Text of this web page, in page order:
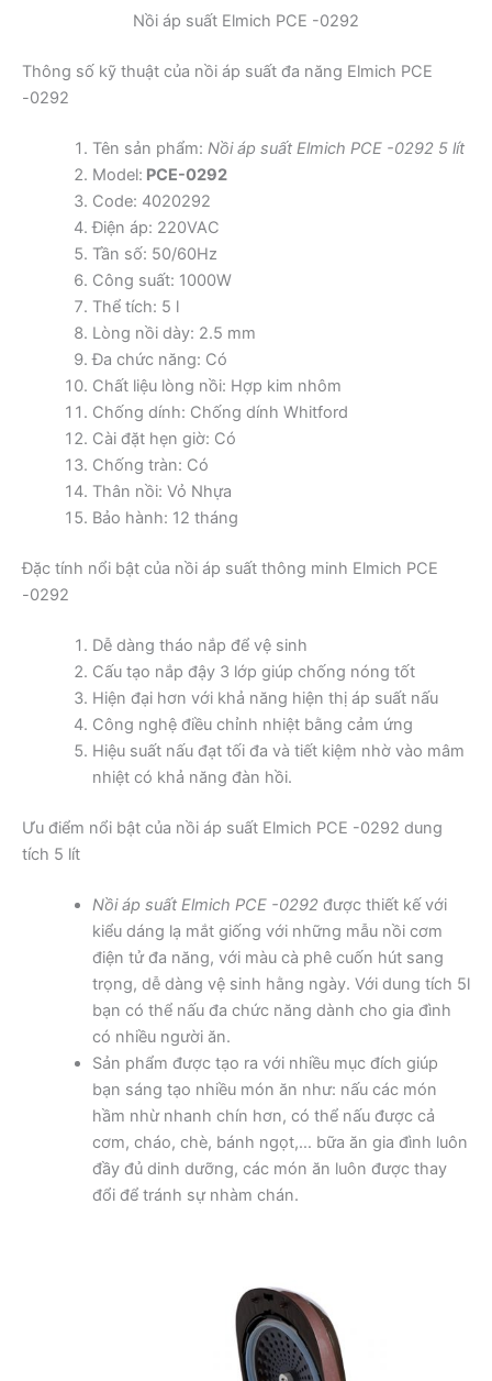
Nồi áp suất Elmich PCE -0292
Thông số kỹ thuật của nồi áp suất đa năng Elmich PCE
-0292
Tên sản phẩm: Nồi áp suất Elmich PCE -0292 5 lít
Model: PCE-0292
Code: 4020292
Điện áp: 220VAC
Tần số: 50/60Hz
Công suất: 1000W
Thể tích: 5 l
Lòng nồi dày: 2.5 mm
Đa chức năng: Có
Chất liệu lòng nồi: Hợp kim nhôm
Chống dính: Chống dính Whitford
Cài đặt hẹn giờ: Có
Chống tràn: Có
Thân nồi: Vỏ Nhựa
Bảo hành: 12 tháng
Đặc tính nổi bật của nồi áp suất thông minh Elmich PCE
-0292
Dễ dàng tháo nắp để vệ sinh
Cấu tạo nắp đậy 3 lớp giúp chống nóng tốt
Hiện đại hơn với khả năng hiện thị áp suất nấu
Công nghệ điều chỉnh nhiệt bằng cảm ứng
Hiệu suất nấu đạt tối đa và tiết kiệm nhờ vào mâm
nhiệt có khả năng đàn hồi.
Ưu điểm nổi bật của nồi áp suất Elmich PCE -0292 dung
tích 5 lít
Nồi áp suất Elmich PCE -0292được thiết kế với
kiểu dáng lạ mắt giống với những mẫu nồi cơm
điện tử đa năng, với màu cà phê cuốn hút sang
trọng, dễ dàng vệ sinh hằng ngày. Với dung tích 5l
bạn có thể nấu đa chức năng dành cho gia đình
có nhiều người ăn.
Sản phẩm được tạo ra với nhiều mục đích giúp
bạn sáng tạo nhiều món ăn như: nấu các món
hầm nhừ nhanh chín hơn, có thể nấu được cả
cơm, cháo, chè, bánh ngọt,… bữa ăn gia đình luôn
đầy đủ dinh dưỡng, các món ăn luôn được thay
đổi để tránh sự nhàm chán.